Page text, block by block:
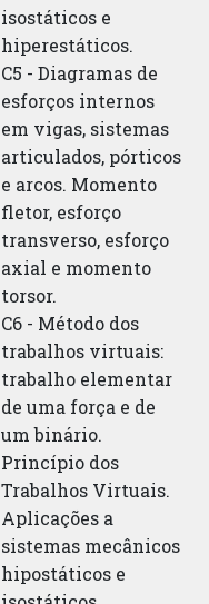
isostáticos e
hiperestáticos.
C5 - Diagramas de
esforços internos
em vigas, sistemas
articulados, pórticos
e arcos. Momento
fletor, esforço
transverso, esforço
axial e momento
torsor.
C6 - Método dos
trabalhos virtuais:
trabalho elementar
de uma força e de
um binário.
Princípio dos
Trabalhos Virtuais.
Aplicações a
sistemas mecânicos
hipostáticos e